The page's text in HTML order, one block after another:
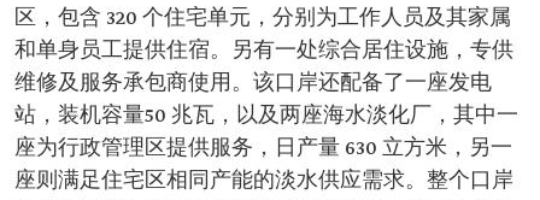
区，包含 320 个住宅单元，分别为工作人员及其家属
和单身员工提供住宿。另有一处综合居住设施，专供
维修及服务承包商使用。该口岸还配备了一座发电
站，装机容量50 兆瓦，以及两座海水淡化厂，其中一
座为行政管理区提供服务，日产量 630 立方米，另一
座则满足住宅区相同产能的淡水供应需求。整个口岸